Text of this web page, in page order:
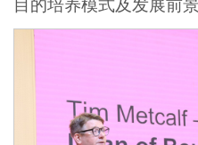
目的培养模式及发展前